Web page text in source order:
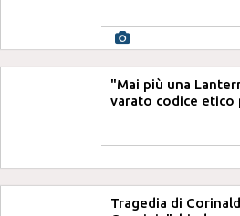
"Mai più una
varato codice etico
Tragedia di